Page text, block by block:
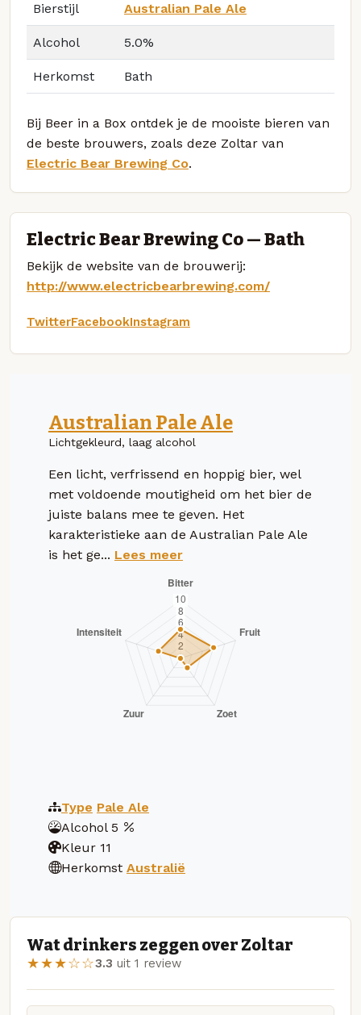
Bierstijl Australian Pale Ale
Alcohol 5.0%
Herkomst Bath
Bij Beer in a Box ontdek je de mooiste bieren van
de beste brouwers, zoals deze Zoltar van
Electric Bear Brewing Co.
Electric Bear Brewing Co — Bath
Bekijk de website van de brouwerij:
http://www.electricbearbrewing.com/
TwitterFacebookInstagram
Australian Pale Ale
Lichtgekleurd, laag alcohol
Een licht, verfrissend en hoppig bier, wel
met voldoende moutigheid om het bier de
juiste balans mee te geven. Het
karakteristieke aan de Australian Pale Ale
is het ge... Lees meer
Type Pale Ale
Alcohol 5
Kleur 11
Herkomst Australië
Wat drinkers zeggen over Zoltar
★★★☆☆3.3 uit 1 review